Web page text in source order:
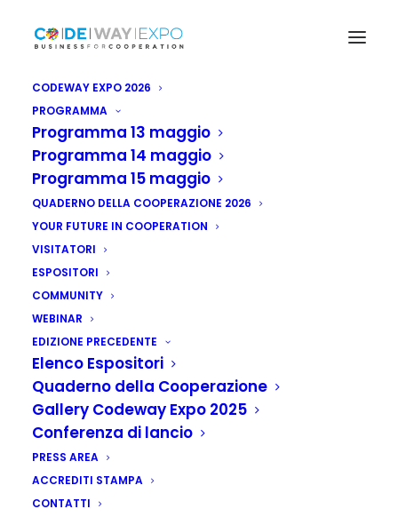
CODEWAY EXPO 2026
PROGRAMMA
Programma 13 maggio
Programma 14 maggio
Programma 15 maggio
QUADERNO DELLA COOPERAZIONE 2026
YOUR FUTURE IN COOPERATION
VISITATORI
ESPOSITORI
COMMUNITY
WEBINAR
EDIZIONE PRECEDENTE
Elenco Espositori
Quaderno della Cooperazione
Gallery Codeway Expo 2025
Conferenza di lancio
PRESS AREA
ACCREDITI STAMPA
CONTATTI
Nigeria: pesca ed
economia Blu, Abuja